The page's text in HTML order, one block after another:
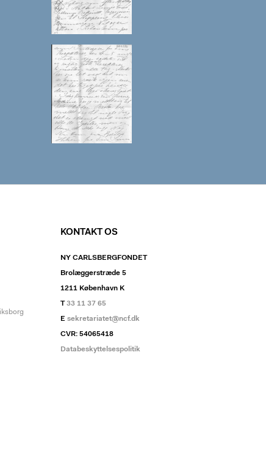
KONTAKT OS
NY CARLSBERGFONDET
Brolæggerstræde 5
1211 København K
T 33 11 37 65
E sekretariatet@ncf.dk
CVR: 54065418
Databeskyttelsespolitik